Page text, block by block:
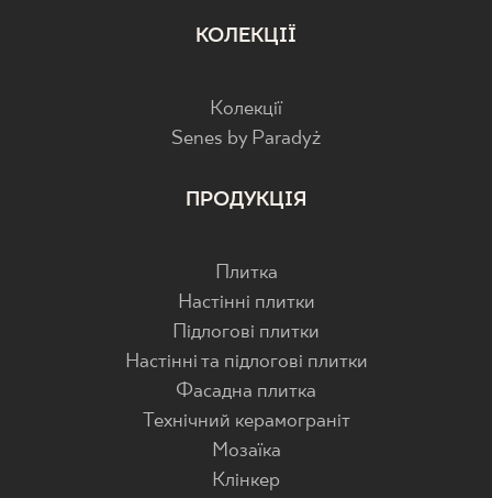
КОЛЕКЦІЇ
Колекції
Senes by Paradyż
ПРОДУКЦІЯ
Плитка
Настінні плитки
Підлогові плитки
Настінні та підлогові плитки
Фасадна плитка
Технічний керамограніт
Мозаїка
Клінкер